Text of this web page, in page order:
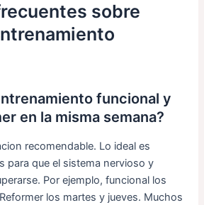
sobre
funcional y
en la misma semana?
recomendable. Lo ideal es
para que el sistema nervioso y
Por ejemplo, funcional los
los martes y jueves. Muchos